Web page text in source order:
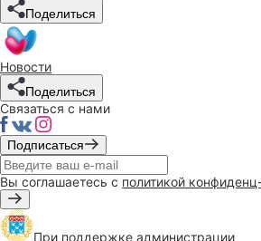
Поделиться
Новости
Поделиться
Связаться с нами
Подписаться
Вы соглашаетесь с политикой
При поддержке администрации